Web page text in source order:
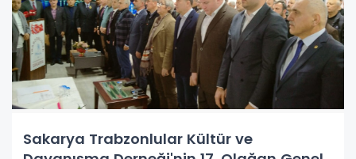
Sakarya Trabzonlular Kültür ve